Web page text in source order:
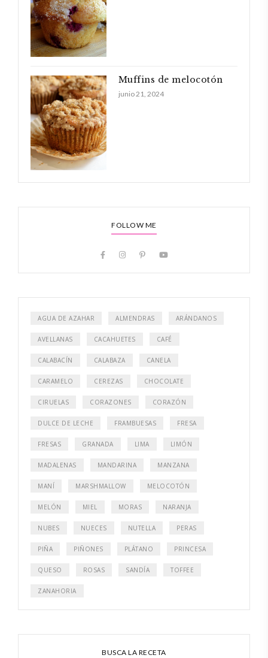
Muffins de melocotón
junio 21, 2024
FOLLOW ME
AGUA DE AZAHAR ALMENDRAS ARÁNDANOS
AVELLANAS CACAHUETES CAFÉ
CALABACÍN CALABAZA CANELA
CARAMELO CEREZAS CHOCOLATE
CIRUELAS CORAZONES CORAZÓN
DULCE DE LECHE FRAMBUESAS FRESA
FRESAS GRANADA LIMA LIMÓN
MADALENAS MANDARINA MANZANA
MANÍ MARSHMALLOW MELOCOTÓN
MELÓN MIEL MORAS NARANJA
NUBES NUECES NUTELLA PERAS
PIÑA PIÑONES PLÁTANO PRINCESA
QUESO ROSAS SANDÍA TOFFEE
ZANAHORIA
BUSCA LA RECETA